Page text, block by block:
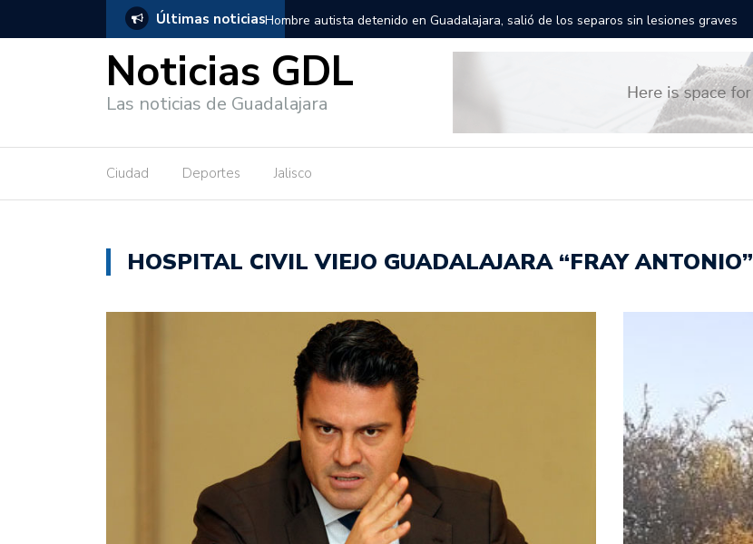
Últimas noticias
salió de los separos sin lesiones graves Títeres gigantes recorrerán las calles de Guadalajara: aparta la fecha
Noticias GDL
Las noticias de Guadalajara
Ciudad Deportes Jalisco
HOSPITAL CIVIL VIEJO GUADALAJARA “FRAY ANTONIO”